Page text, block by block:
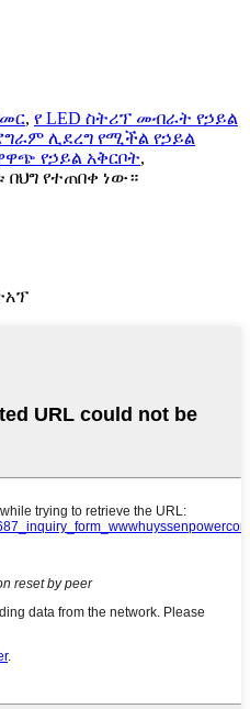
, የ LED ስትሪፕ መብራት የኃይል
ሊደረግ የሚችል የኃይል
የኃይል አቅርቦት,
በህግ የተጠበቀ ነው።